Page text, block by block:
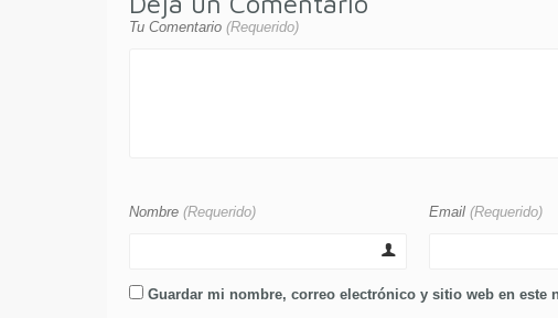
Tu Comentario (Requerido)
Nombre (Requerido) Email (Requerido)
Guardar mi nombre, correo electrónico y sitio web en este